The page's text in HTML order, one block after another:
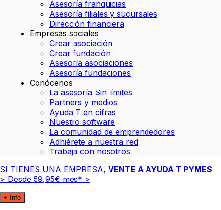
Asesoría franquicias
Asesoría filiales y sucursales
Dirección financiera
Empresas sociales
Crear asociación
Crear fundación
Asesoría asociaciones
Asesoría fundaciones
Conócenos
La asesoría Sin límites
Partners y medios
Ayuda T en cifras
Nuestro software
La comunidad de emprendedores
Adhiérete a nuestra red
Trabaja con nosotros
SI TIENES UNA EMPRESA, VENTE A AYUDA T PYMES
> Desde 59,95€ mes* >
+ Info